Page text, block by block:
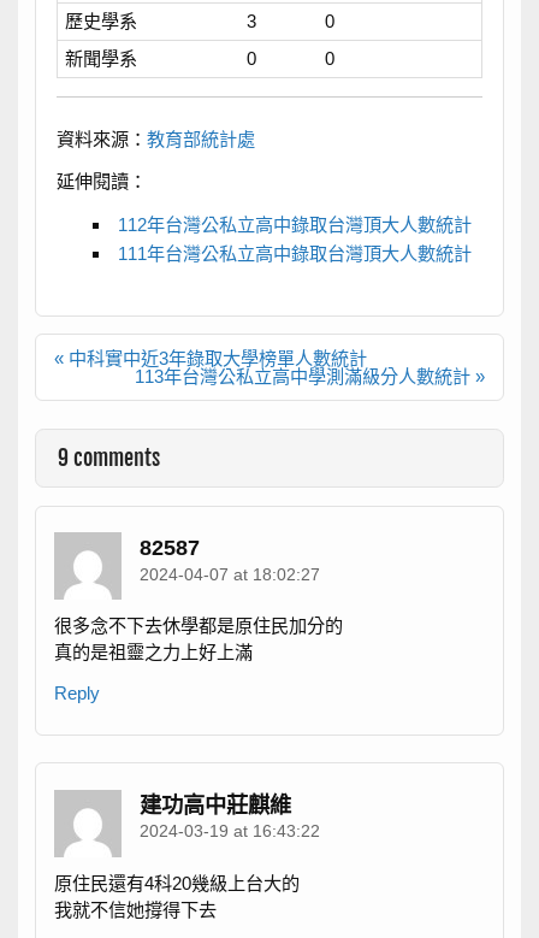
歷史學系
3
0
新聞學系
0 0
資料來源： 教育部統計處
延伸閱讀：
112年台灣公私立高中錄取台灣頂大人數統計
111年台灣公私立高中錄取台灣頂大人數統計
文
« 中科實中近3年錄取大學榜單人數統計
113年台灣公私立高中學測滿級分人數統計 »
9 comments
82587
2024-04-07 at 18:02:27
很多念不下去休學都是原住民加分的
真的是祖靈之力上好上滿
Reply
建功高中莊麒維
2024-03-19 at 16:43:22
原住民還有4科20幾級上台大的
我就不信她撐得下去